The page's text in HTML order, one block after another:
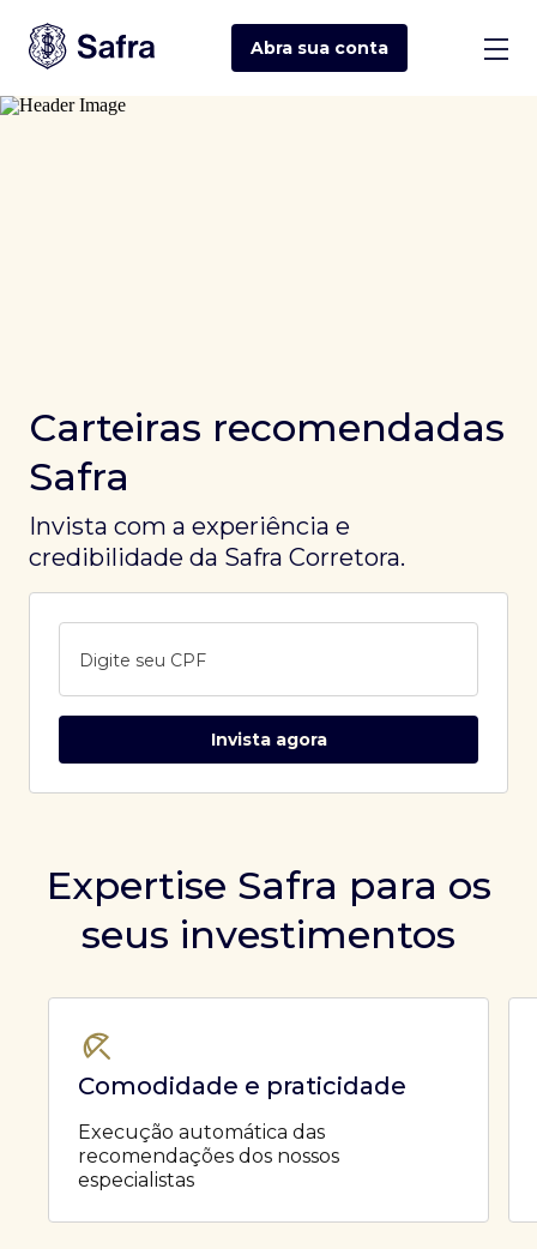
Abra sua conta
Carteiras recomendadas
Safra
Invista com a experiência e
credibilidade da Safra Corretora.
Digite seu CPF
Invista agora
Expertise Safra para os
seus investimentos
Comodidade e praticidade
Execução automática das
recomendações dos nossos
especialistas